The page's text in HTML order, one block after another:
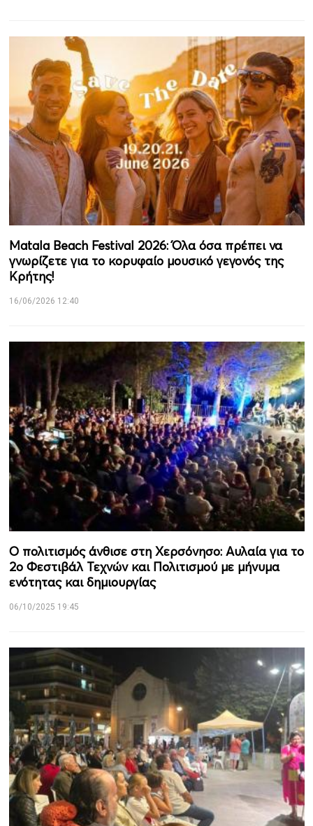
Matala Beach Festival 2026: Όλα όσα πρέπει να
γνωρίζετε για το κορυφαίο μουσικό γεγονός της
Κρήτης!
16/06/2026 12:40
Ο πολιτισμός άνθισε στη Χερσόνησο: Αυλαία για το
2ο Φεστιβάλ Τεχνών και Πολιτισμού με μήνυμα
ενότητας και δημιουργίας
06/10/2025 19:45